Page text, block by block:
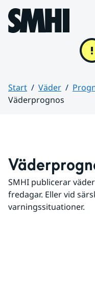
Hoppa till sidans innehåll
Start Väder
Väderprognos
SMHI publicerar
fredagar. Eller vid
varningssituationer.